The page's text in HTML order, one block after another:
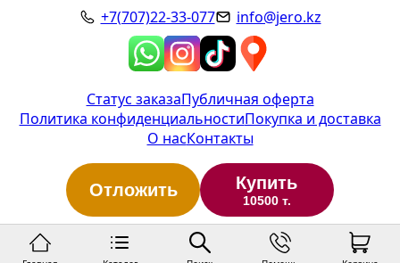
Отложить Купить
10500 т.
+7(707)22-33-077
info@jero.kz
Статус заказаПубличная оферта
Политика конфиденциальностиПокупка и доставка
О насКонтакты